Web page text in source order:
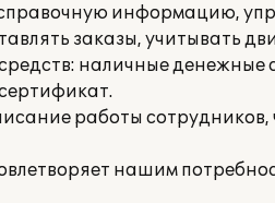
информацию,
заказы, учитывать
наличные денежные
работы сотрудников,
нашим